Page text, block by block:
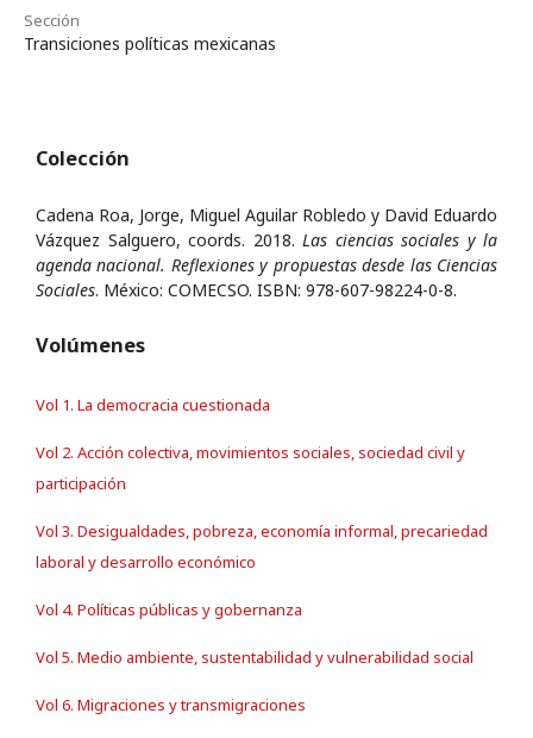
Sección
Transiciones políticas mexicanas
Colección
Cadena Roa, Jorge, Miguel Aguilar Robledo y David Eduardo
Vázquez Salguero, coords. 2018. Las ciencias sociales y la
agenda nacional. Reflexiones y propuestas desde las Ciencias
Sociales. México: COMECSO. ISBN: 978-607-98224-0-8.
Volúmenes
Vol 1. La democracia cuestionada
Vol 2. Acción colectiva, movimientos sociales, sociedad civil y
participación
Vol 3. Desigualdades, pobreza, economía informal, precariedad
laboral y desarrollo económico
Vol 4. Políticas públicas y gobernanza
Vol 5. Medio ambiente, sustentabilidad y vulnerabilidad social
Vol 6. Migraciones y transmigraciones